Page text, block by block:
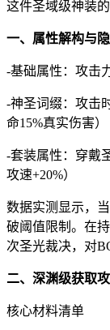
这件圣域级神装
一、属性解构与
-基础属性：攻击
-神圣词缀：攻击
命15%真实伤害）
-套装属性：穿戴
攻速+20%）
数据实测显示，
破阈值限制。在
次圣光裁决，对
二、深渊级获取
核心材料清单